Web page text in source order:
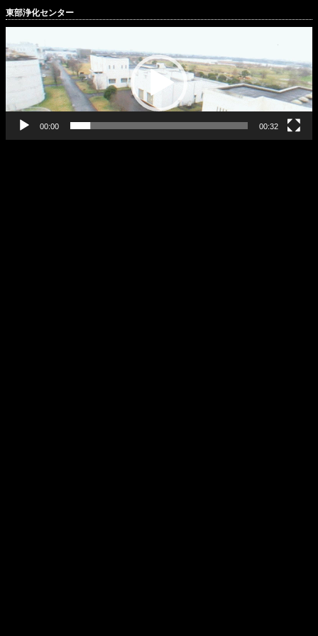
東部浄化センター
画
プ
レ
ヤ
00:00 00:32